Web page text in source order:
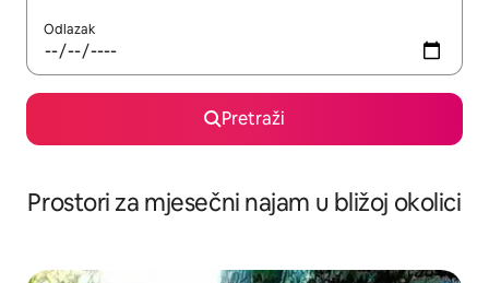
Odlazak
Pretraži
Prostori za mjesečni najam u bližoj okolici